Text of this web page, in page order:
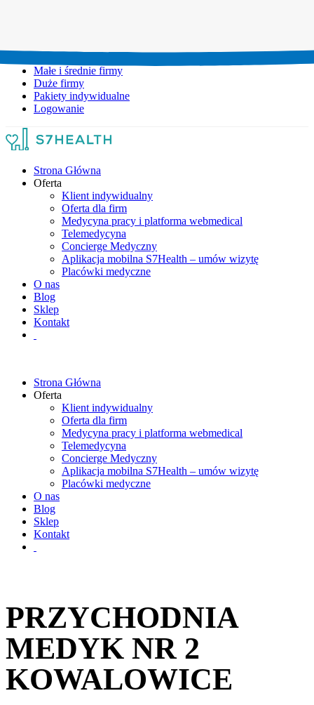
Małe i średnie firmy
Duże firmy
Pakiety indywidualne
Logowanie
Strona Główna
Oferta
Klient indywidualny
Oferta dla firm
Medycyna pracy i platforma webmedical
Telemedycyna
Concierge Medyczny
Aplikacja mobilna S7Health – umów wizytę
Placówki medyczne
O nas
Blog
Sklep
Kontakt
Strona Główna
Oferta
Klient indywidualny
Oferta dla firm
Medycyna pracy i platforma webmedical
Telemedycyna
Concierge Medyczny
Aplikacja mobilna S7Health – umów wizytę
Placówki medyczne
O nas
Blog
Sklep
Kontakt
PRZYCHODNIA
MEDYK NR 2
KOWALOWICE